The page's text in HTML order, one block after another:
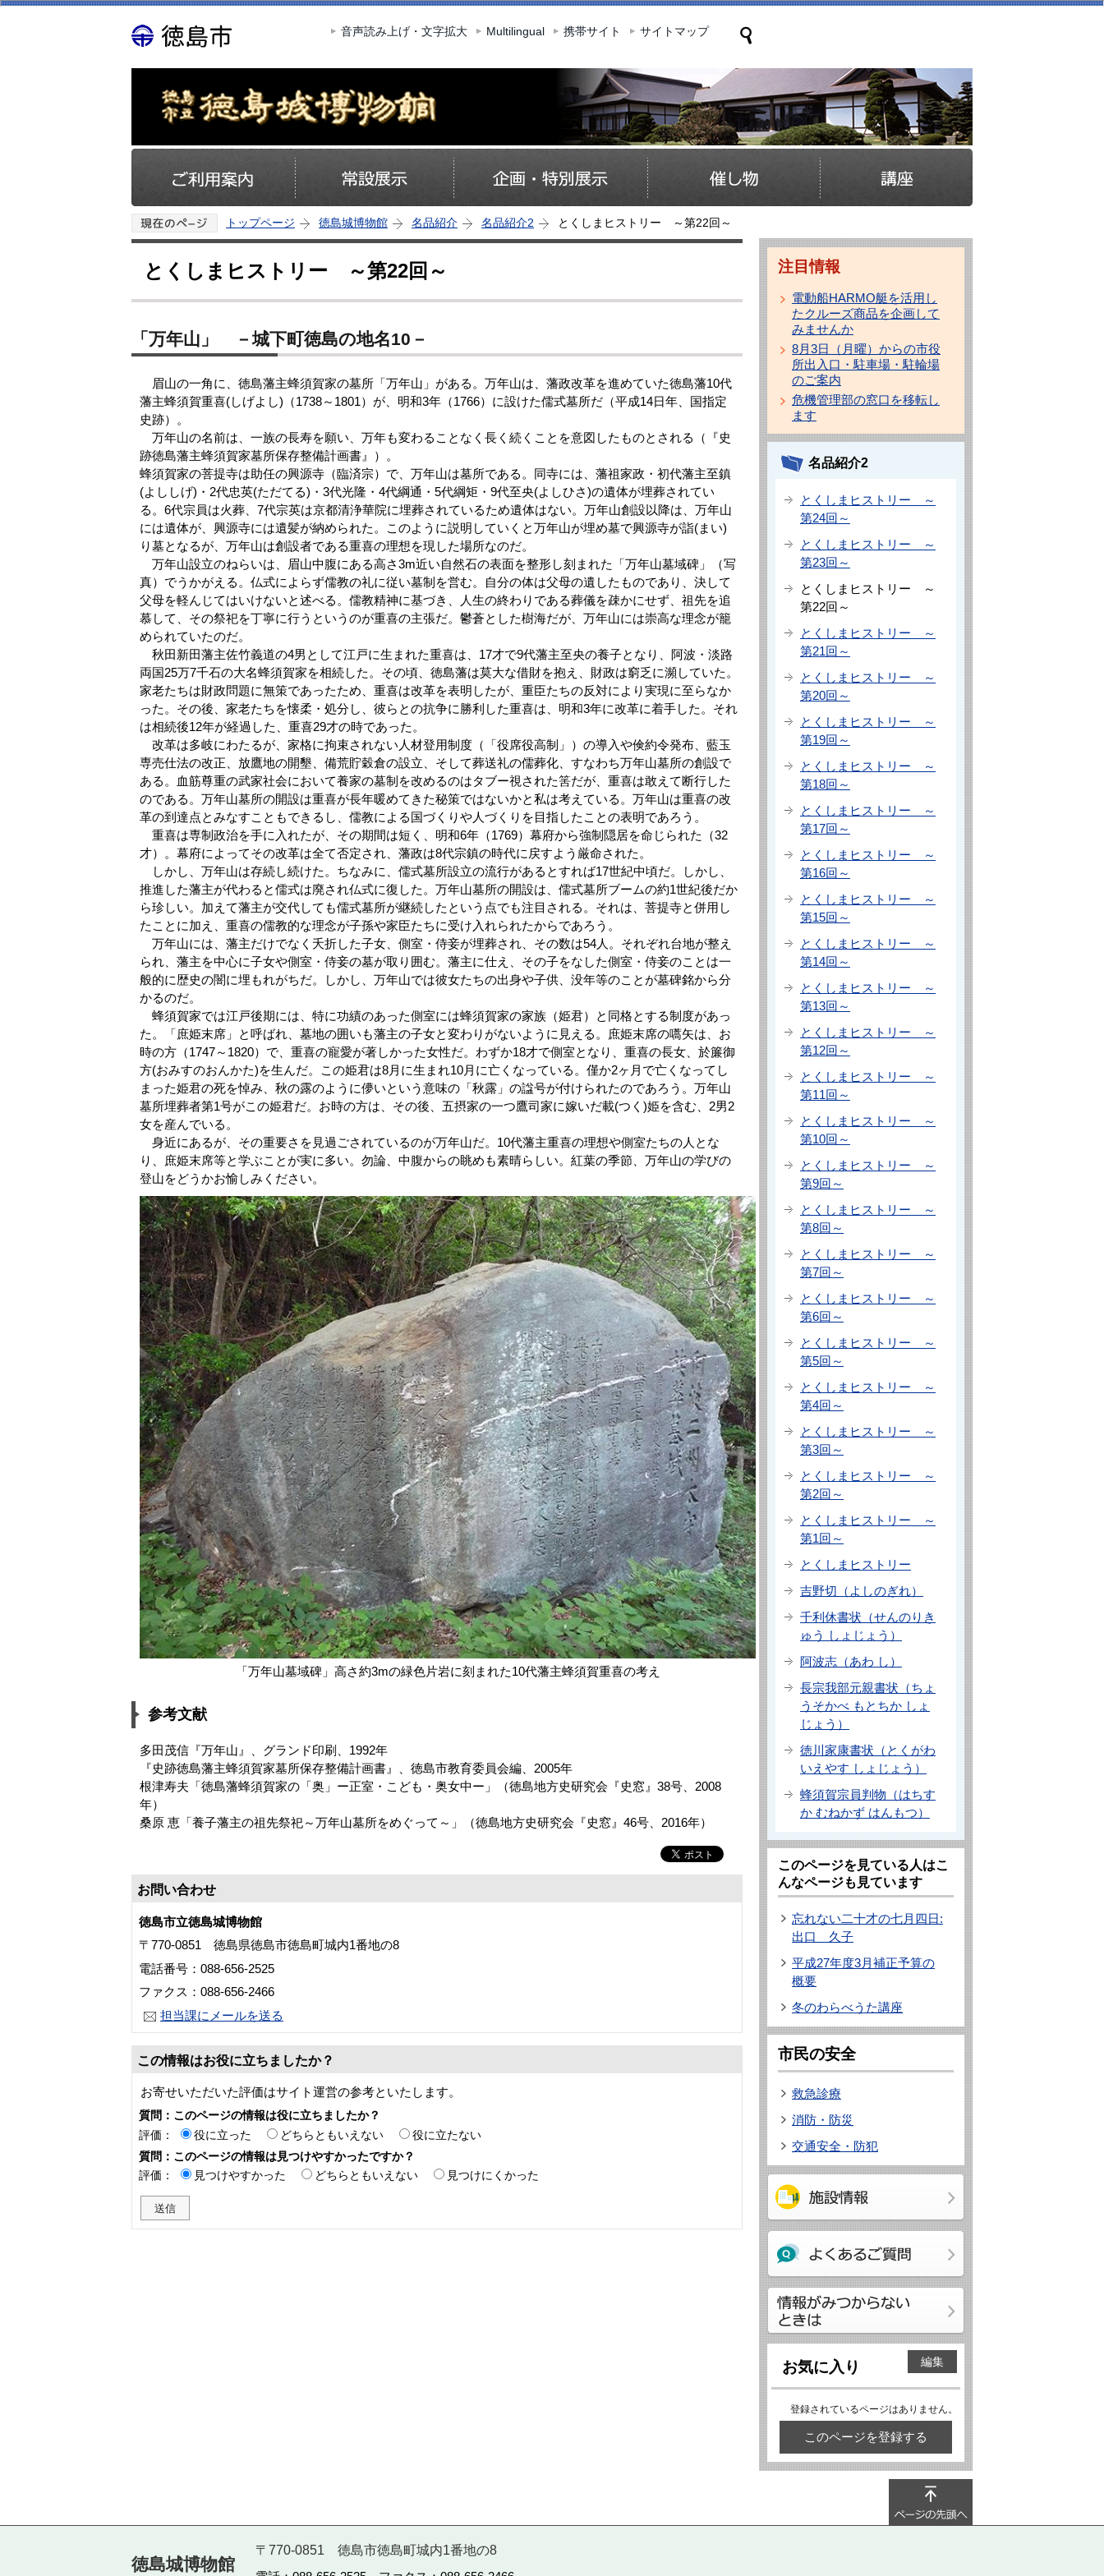
このページの本文へ移動
音声読み上げ・文字拡大 Multilingual 携帯サイト サイトマップ
トップページ 徳島城博物館 名品紹介 名品紹介2 とくしまヒストリー ～第22回～
とくしまヒストリー ～第22回～
「万年山」 －城下町徳島の地名10－
眉山の一角に、徳島藩主蜂須賀家の墓所「万年山」がある。万年山は、藩政改革を進めていた徳島藩10代
藩主蜂須賀重喜(しげよし)（1738～1801）が、明和3年（1766）に設けた儒式墓所だ（平成14日年、国指定
史跡）。
万年山の名前は、一族の長寿を願い、万年も変わることなく長く続くことを意図したものとされる（『史
跡徳島藩主蜂須賀家墓所保存整備計画書』）。
蜂須賀家の菩提寺は助任の興源寺（臨済宗）で、万年山は墓所である。同寺には、藩祖家政・初代藩主至鎮
(よししげ)・2代忠英(ただてる)・3代光隆・4代綱通・5代綱矩・9代至央(よしひさ)の遺体が埋葬されてい
る。6代宗員は火葬、7代宗英は京都清浄華院に埋葬されているため遺体はない。万年山創設以降は、万年山
には遺体が、興源寺には遺髪が納められた。このように説明していくと万年山が埋め墓で興源寺が詣(まい)
り墓となるが、万年山は創設者である重喜の理想を現した場所なのだ。
万年山設立のねらいは、眉山中腹にある高さ3m近い自然石の表面を整形し刻まれた「万年山墓域碑」（写
真）でうかがえる。仏式によらず儒教の礼に従い墓制を営む。自分の体は父母の遺したものであり、決して
父母を軽んじてはいけないと述べる。儒教精神に基づき、人生の終わりである葬儀を疎かにせず、祖先を追
慕して、その祭祀を丁寧に行うというのが重喜の主張だ。鬱蒼とした樹海だが、万年山には崇高な理念が籠
められていたのだ。
秋田新田藩主佐竹義道の4男として江戸に生まれた重喜は、17才で9代藩主至央の養子となり、阿波・淡路
両国25万7千石の大名蜂須賀家を相続した。その頃、徳島藩は莫大な借財を抱え、財政は窮乏に瀕していた。
家老たちは財政問題に無策であったため、重喜は改革を表明したが、重臣たちの反対により実現に至らなか
った。その後、家老たちを懐柔・処分し、彼らとの抗争に勝利した重喜は、明和3年に改革に着手した。それ
は相続後12年が経過した、重喜29才の時であった。
改革は多岐にわたるが、家格に拘束されない人材登用制度（「役席役高制」）の導入や倹約令発布、藍玉
専売仕法の改正、放鷹地の開墾、備荒貯穀倉の設立、そして葬送礼の儒葬化、すなわち万年山墓所の創設で
ある。血筋尊重の武家社会において養家の墓制を改めるのはタブー視された筈だが、重喜は敢えて断行した
のである。万年山墓所の開設は重喜が長年暖めてきた秘策ではないかと私は考えている。万年山は重喜の改
革の到達点とみなすこともできるし、儒教による国づくりや人づくりを目指したことの表明であろう。
重喜は専制政治を手に入れたが、その期間は短く、明和6年（1769）幕府から強制隠居を命じられた（32
才）。幕府によってその改革は全て否定され、藩政は8代宗鎮の時代に戻すよう厳命された。
しかし、万年山は存続し続けた。ちなみに、儒式墓所設立の流行があるとすれば17世紀中頃だ。しかし、
推進した藩主が代わると儒式は廃され仏式に復した。万年山墓所の開設は、儒式墓所ブームの約1世紀後だか
ら珍しい。加えて藩主が交代しても儒式墓所が継続したという点でも注目される。それは、菩提寺と併用し
たことに加え、重喜の儒教的な理念が子孫や家臣たちに受け入れられたからであろう。
万年山には、藩主だけでなく夭折した子女、側室・侍妾が埋葬され、その数は54人。それぞれ台地が整え
られ、藩主を中心に子女や側室・侍妾の墓が取り囲む。藩主に仕え、その子をなした側室・侍妾のことは一
般的に歴史の闇に埋もれがちだ。しかし、万年山では彼女たちの出身や子供、没年等のことが墓碑銘から分
かるのだ。
蜂須賀家では江戸後期には、特に功績のあった側室には蜂須賀家の家族（姫君）と同格とする制度があっ
た。「庶姫末席」と呼ばれ、墓地の囲いも藩主の子女と変わりがないように見える。庶姫末席の嚆矢は、お
時の方（1747～1820）で、重喜の寵愛が著しかった女性だ。わずか18才で側室となり、重喜の長女、於簾御
方(おみすのおんかた)を生んだ。この姫君は8月に生まれ10月に亡くなっている。僅か2ヶ月で亡くなってし
まった姫君の死を悼み、秋の露のように儚いという意味の「秋露」の諡号が付けられたのであろう。万年山
墓所埋葬者第1号がこの姫君だ。お時の方は、その後、五摂家の一つ鷹司家に嫁いだ載(つく)姫を含む、2男2
女を産んでいる。
身近にあるが、その重要さを見過ごされているのが万年山だ。10代藩主重喜の理想や側室たちの人とな
り、庶姫末席等と学ぶことが実に多い。勿論、中腹からの眺めも素晴らしい。紅葉の季節、万年山の学びの
登山をどうかお愉しみください。
「万年山墓域碑」高さ約3mの緑色片岩に刻まれた10代藩主蜂須賀重喜の考え
参考文献
多田茂信『万年山』、グランド印刷、1992年
『史跡徳島藩主蜂須賀家墓所保存整備計画書』、徳島市教育委員会編、2005年
根津寿夫「徳島藩蜂須賀家の「奥」ー正室・こども・奥女中ー」（徳島地方史研究会『史窓』38号、2008
年）
桑原 恵「養子藩主の祖先祭祀～万年山墓所をめぐって～」（徳島地方史研究会『史窓』46号、2016年）
お問い合わせ
徳島市立徳島城博物館
〒770-0851 徳島県徳島市徳島町城内1番地の8
電話番号：088-656-2525
ファクス：088-656-2466
担当課にメールを送る
この情報はお役に立ちましたか？
お寄せいただいた評価はサイト運営の参考といたします。
質問：このページの情報は役に立ちましたか？
評価：
役に立った どちらともいえない
役に立たない
質問：このページの情報は見つけやすかったですか？
評価：
見つけやすかった どちらともいえない 見つけにくかった
注目情報
電動船HARMO艇を活用し
たクルーズ商品を企画して
みませんか
8月3日（月曜）からの市役
所出入口・駐車場・駐輪場
のご案内
危機管理部の窓口を移転し
ます
名品紹介2
とくしまヒストリー ～
第24回～
とくしまヒストリー ～
第23回～
とくしまヒストリー ～
第22回～
とくしまヒストリー ～
第21回～
とくしまヒストリー ～
第20回～
とくしまヒストリー ～
第19回～
とくしまヒストリー ～
第18回～
とくしまヒストリー ～
第17回～
とくしまヒストリー ～
第16回～
とくしまヒストリー ～
第15回～
とくしまヒストリー ～
第14回～
とくしまヒストリー ～
第13回～
とくしまヒストリー ～
第12回～
とくしまヒストリー ～
第11回～
とくしまヒストリー ～
第10回～
とくしまヒストリー ～
第9回～
とくしまヒストリー ～
第8回～
とくしまヒストリー ～
第7回～
とくしまヒストリー ～
第6回～
とくしまヒストリー ～
第5回～
とくしまヒストリー ～
第4回～
とくしまヒストリー ～
第3回～
とくしまヒストリー ～
第2回～
とくしまヒストリー ～
第1回～
とくしまヒストリー
吉野切（よしのぎれ）
千利休書状（せんのりき
ゅう しょじょう）
阿波志（あわ し）
長宗我部元親書状（ちょ
うそかべ もとちか しょ
じょう）
徳川家康書状（とくがわ
いえやす しょじょう）
蜂須賀宗員判物（はちす
か むねかず はんもつ）
このページを見ている人はこ
んなページも見ています
忘れない二十才の七月四日:
出口 久子
平成27年度3月補正予算の
概要
冬のわらべうた講座
市民の安全
救急診療
消防・防災
交通安全・防犯
お気に入り 編集
登録されているページはありません。
このページを登録する
徳島城博物館
〒770-0851 徳島市徳島町城内1番地の8